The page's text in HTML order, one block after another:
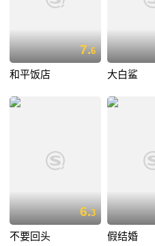
7.6
和平饭店 大白鲨
6.3
不要回头 假结婚